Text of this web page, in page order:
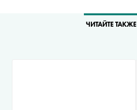
ЧИТАЙТЕ ТАКЖЕ